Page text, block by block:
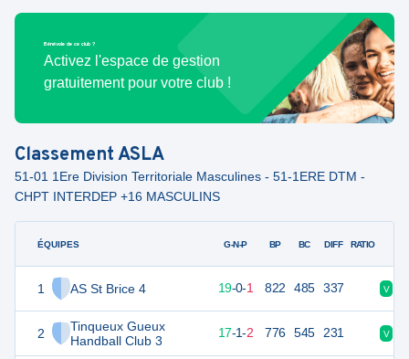
Bénévole de ce club ?
Activez l'espace de gestion
gratuitement pour votre club !
ClassementASLA
51-01 1Ere Division Territoriale Masculines - 51-1ERE DTM -
CHPT INTERDEP +16 MASCULINS
ÉQUIPES
1 AS St Brice 4
2
Tinqueux Gueux
Handball Club 3
G-N-P BP BC DIFF RATIO
19-0-1 822 485 337 V
55 17-1-2 776 545 231 V